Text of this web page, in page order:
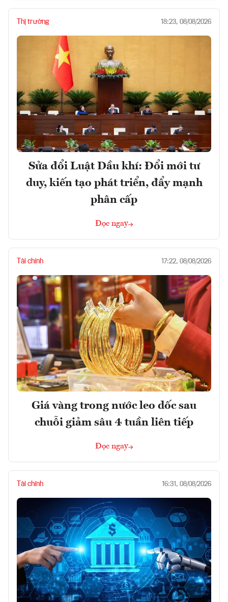
Thị trường 18:23, 08/08/2026
Sửa đổi Luật Dầu khí: Đổi mới tư
duy, kiến tạo phát triển, đẩy mạnh
phân cấp
Đọc ngay
Tài chính 17:22, 08/08/2026
Giá vàng trong nước leo dốc sau
chuỗi giảm sâu 4 tuần liên tiếp
Đọc ngay
Tài chính 16:31, 08/08/2026